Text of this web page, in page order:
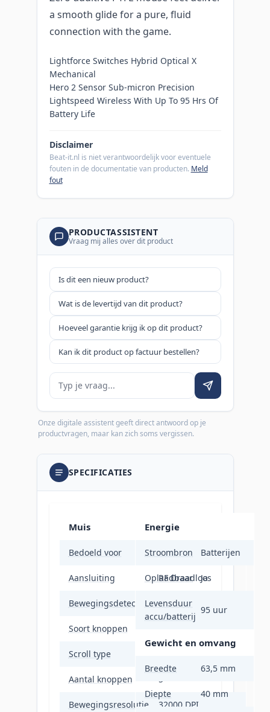
a smooth glide for a pure, fluid
connection with the game.
Lightforce Switches Hybrid Optical X
Mechanical
Hero 2 Sensor Sub-micron Precision
Lightspeed Wireless With Up To 95 Hrs Of
Battery Life
Disclaimer
Beat-it.nl is niet verantwoordelijk voor eventuele
fouten in de documentatie van producten. Meld
fout
PRODUCTASSISTENT
Vraag mij alles over dit product
Is dit een nieuw product?
Wat is de levertijd van dit product?
Hoeveel garantie krijg ik op dit product?
Kan ik dit product op factuur bestellen?
Je vraag
Onze digitale assistent geeft direct antwoord op je
productvragen, maar kan zich soms vergissen.
SPECIFICATIES
Muis
Bedoeld voor Gamen
Aansluiting RF Draadloos
Bewegingsdetectietechnologie
Optisch
Soort knoppen
Scroll type
Aantal knoppen 5
Bewegingsresolutie 32000 DPI
Energie
Stroombron Batterijen
Oplaadbaar Ja
Levensduur
accu/batterij
95 uur
Gewicht en omvang
Breedte 63,5 mm
Diepte 40 mm